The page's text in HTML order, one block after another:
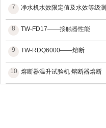
7 净水机水效限定值及水效等级测
8 TW-FD17——接触器性能
9 TW-RDQ6000——熔断
10 熔断器温升试验机 熔断器熔断